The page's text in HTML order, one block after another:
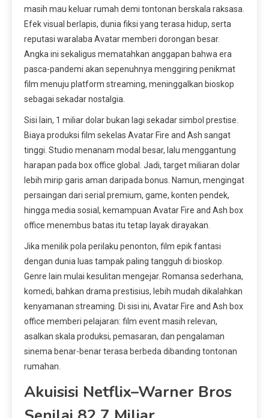
masih mau keluar rumah demi tontonan berskala raksasa.
Efek visual berlapis, dunia fiksi yang terasa hidup, serta
reputasi waralaba Avatar memberi dorongan besar.
Angka ini sekaligus mematahkan anggapan bahwa era
pasca-pandemi akan sepenuhnya menggiring penikmat
film menuju platform streaming, meninggalkan bioskop
sebagai sekadar nostalgia.
Sisi lain, 1 miliar dolar bukan lagi sekadar simbol prestise.
Biaya produksi film sekelas Avatar Fire and Ash sangat
tinggi. Studio menanam modal besar, lalu menggantung
harapan pada box office global. Jadi, target miliaran dolar
lebih mirip garis aman daripada bonus. Namun, mengingat
persaingan dari serial premium, game, konten pendek,
hingga media sosial, kemampuan Avatar Fire and Ash box
office menembus batas itu tetap layak dirayakan.
Jika menilik pola perilaku penonton, film epik fantasi
dengan dunia luas tampak paling tangguh di bioskop.
Genre lain mulai kesulitan mengejar. Romansa sederhana,
komedi, bahkan drama prestisius, lebih mudah dikalahkan
kenyamanan streaming. Di sisi ini, Avatar Fire and Ash box
office memberi pelajaran: film event masih relevan,
asalkan skala produksi, pemasaran, dan pengalaman
sinema benar-benar terasa berbeda dibanding tontonan
rumahan.
Akuisisi Netflix–Warner Bros